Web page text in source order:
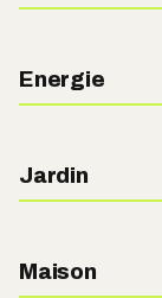
Energie
Jardin
Maison